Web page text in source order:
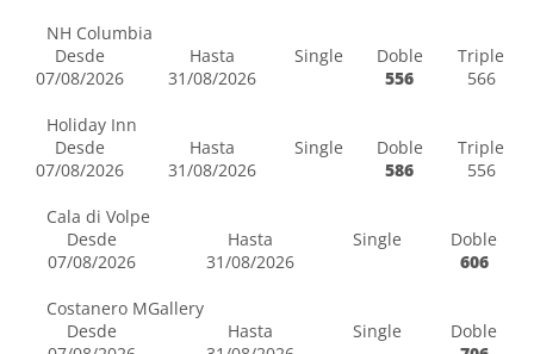
NH Columbia
Desde
Hasta Single Doble
Triple
07/08/2026
31/08/2026 556 566
Holiday Inn
Desde
Hasta Single Doble
Triple
07/08/2026
31/08/2026 586 556
Cala di Volpe
Desde
Hasta Single
Doble
07/08/2026
31/08/2026 606
Costanero MGallery
Desde
Hasta Single
Doble